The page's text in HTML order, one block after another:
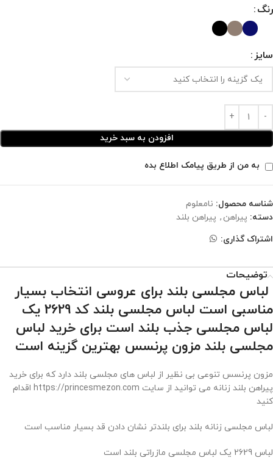
رنگ
سایز
افزودن به سبد خرید
به من از طریق پیامک اطلاع بده
شناسه محصول: نامعلوم
دسته: پیراهن , پیراهن بلند
اشتراک گذاری:
توضیحات
لباس مجلسی بلند برای عروسی انتخاب بسیار
مناسبی است لباس مجلسی بلند کد 2629 یک
لباس مجلسی جذب بلند است برای خرید لباس
مجلسی بلند مزون پرنسس بهترین گزینه است
مزون پرنسس تنوعی بی نظیر از لباس های مجلسی بلند دارد که برای خرید
پیراهن بلند زنانه می توانید از سایت https://princesmezon.com اقدام
کنید
لباس مجلسی زنانه بلند برای بلندتر نشان دادن قد بسیار مناسب است
لباس 2629 یک لباس مجلسی مازراتی بلند است